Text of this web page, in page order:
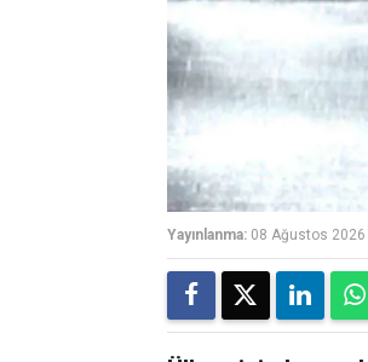
Yayınlanma: 08 Ağustos